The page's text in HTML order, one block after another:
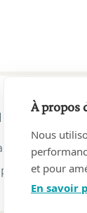
02/
van der
Peter Van
À propos
Nous
et pour
En savoir